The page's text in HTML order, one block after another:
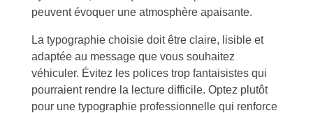
peuvent évoquer une atmosphère apaisante.
La typographie choisie doit être claire, lisible et
adaptée au message que vous souhaitez
véhiculer. Évitez les polices trop fantaisistes qui
pourraient rendre la lecture difficile. Optez plutôt
pour une typographie professionnelle qui renforce